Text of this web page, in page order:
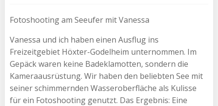
Fotoshooting am Seeufer mit Vanessa
Vanessa und ich haben einen Ausflug ins
Freizeitgebiet Höxter-Godelheim unternommen. Im
Gepäck waren keine Badeklamotten, sondern die
Kameraausrüstung. Wir haben den beliebten See mit
seiner schimmernden Wasseroberfläche als Kulisse
für ein Fotoshooting genutzt. Das Ergebnis: Eine